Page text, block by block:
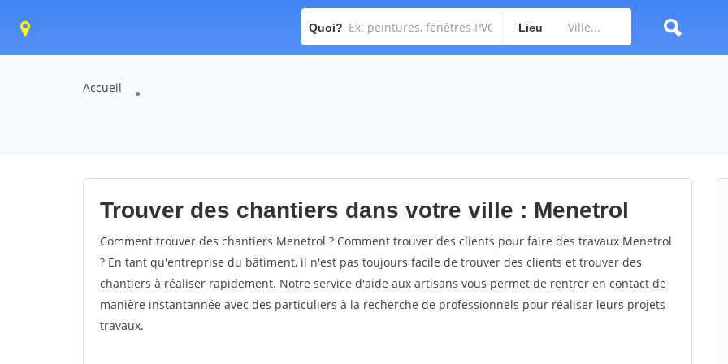
Quoi? Lieu
Accueil
Trouver des chantiers dans votre ville : Menetrol
Comment trouver des chantiers Menetrol ? Comment trouver des clients pour faire des travaux Menetrol
? En tant qu'entreprise du bâtiment, il n'est pas toujours facile de trouver des clients et trouver des
chantiers à réaliser rapidement. Notre service d'aide aux artisans vous permet de rentrer en contact de
manière instantannée avec des particuliers à la recherche de professionnels pour réaliser leurs projets
travaux.